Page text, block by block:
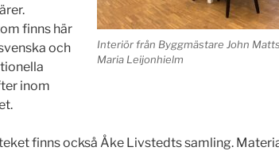
Interiör från Byggmästare John
Maria Leijonhielm
finns här
och
inom
finns också Åke Livstedts samling.